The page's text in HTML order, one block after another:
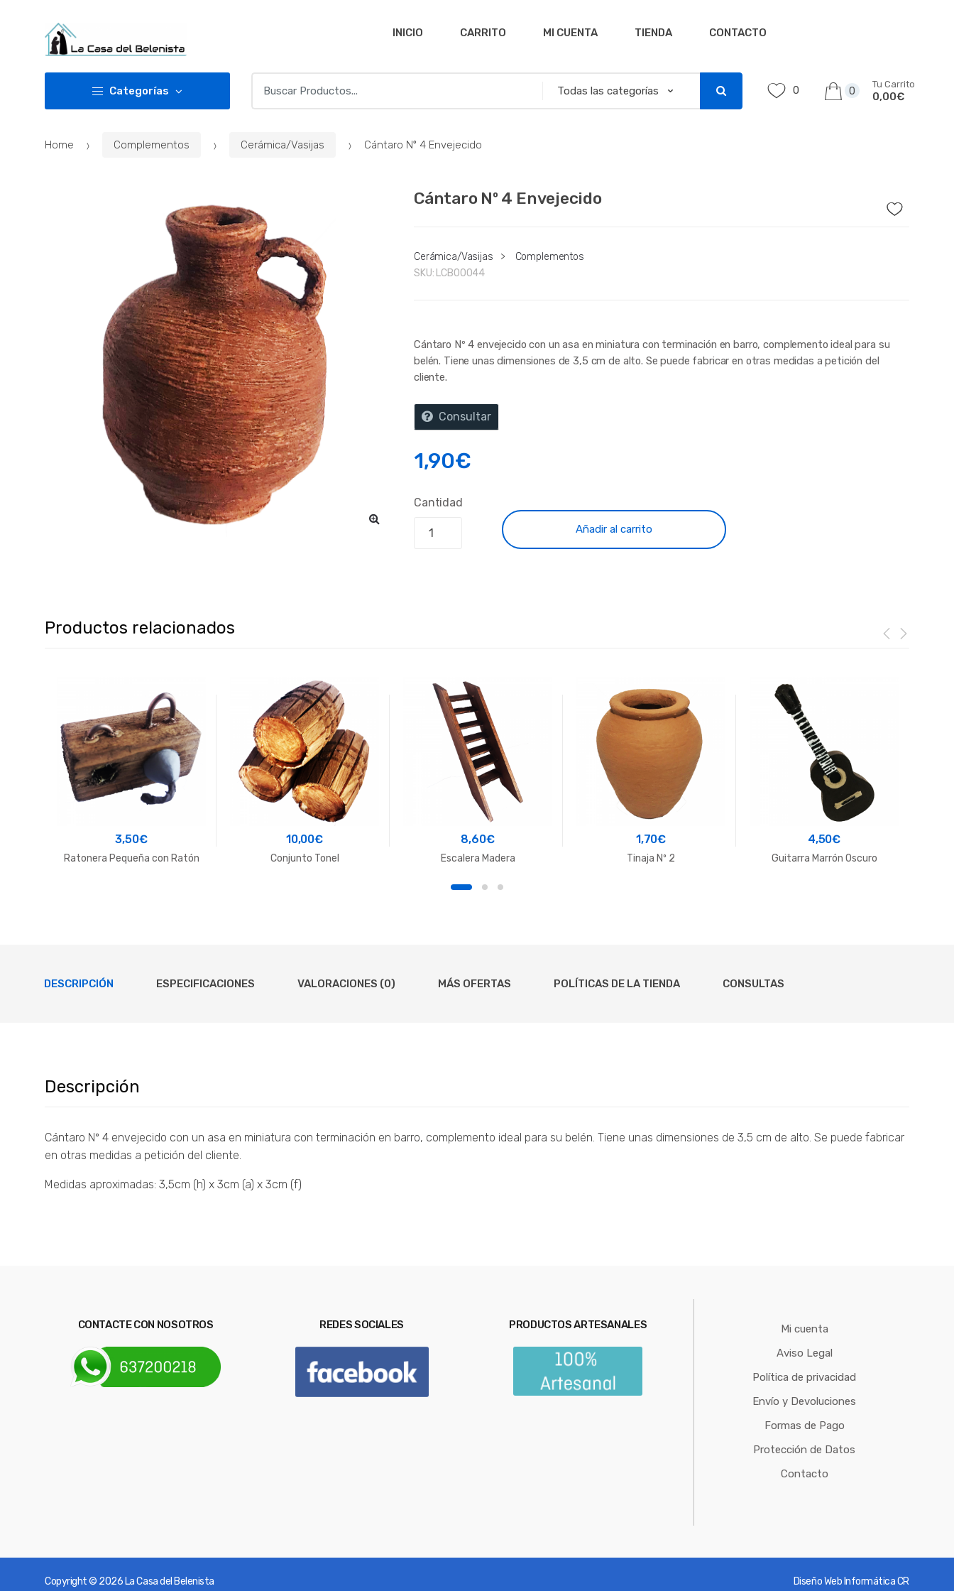
navigation
INICIO CARRITO MI CUENTA TIENDA CONTACTO
Categorías
por:
0 0
Tu Carrito
0,00€
Home Complementos Cerámica/Vasijas Cántaro Nº 4 Envejecido
Cántaro Nº 4 Envejecido
Cerámica/Vasijas >
Complementos
SKU: LCB00044
Cántaro Nº 4 envejecido con un asa en miniatura con terminación en barro, complemento ideal para su
belén. Tiene unas dimensiones de 3,5 cm de alto. Se puede fabricar en otras medidas a petición del
cliente.
Consultar
1,90€
Cantidad
Añadir al carrito
Productos relacionados
3,50€
Ratonera Pequeña con Ratón
10,00€
Conjunto Tonel
8,60€
Escalera Madera
1,70€
Tinaja Nº 2
4,50€
Guitarra Marrón Oscuro
DESCRIPCIÓN ESPECIFICACIONES VALORACIONES (0) MÁS OFERTAS POLÍTICAS DE LA TIENDA CONSULTAS
Descripción
Cántaro Nº 4 envejecido con un asa en miniatura con terminación en barro, complemento ideal para su belén. Tiene unas dimensiones de 3,5 cm de alto. Se puede fabricar
en otras medidas a petición del cliente.
Medidas aproximadas: 3,5cm (h) x 3cm (a) x 3cm (f)
CONTACTE CON NOSOTROS REDES SOCIALES PRODUCTOS ARTESANALES
Mi cuenta
Aviso Legal
Política de privacidad
Envío y Devoluciones
Formas de Pago
Protección de Datos
Contacto
Copyright © 2026 La Casa del Belenista Diseño Web Informática CR